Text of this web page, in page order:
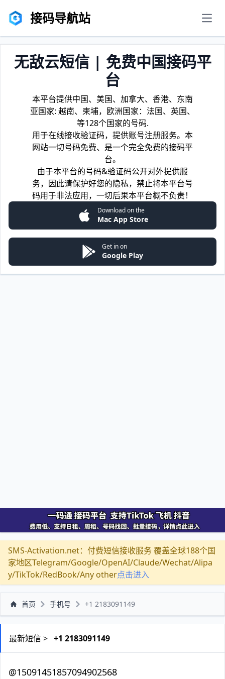
接码导航站
无敌云短信 | 免费中国接码平
台
本平台提供中国、美国、加拿大、香港、东南
亚国家: 越南、柬埔，欧洲国家：法国、英国、
等128个国家的号码.
用于在线接收验证码，提供账号注册服务。本
网站一切号码免费、是一个完全免费的接码平
台。
由于本平台的号码&验证码公开对外提供服
务，因此请保护好您的隐私，禁止将本平台号
码用于非法应用，一切后果本平台概不负责！
Download on the
Mac App Store
Get in on
Google Play
SMS-Activation.net：付费短信接收服务 覆盖全球188个国
家地区Telegram/Google/OpenAI/Claude/Wechat/Alipa
y/TikTok/RedBook/Any other点击进入
首页 手机号 +1 2183091149
最新短信 > +1 2183091149
@15091451857094902568